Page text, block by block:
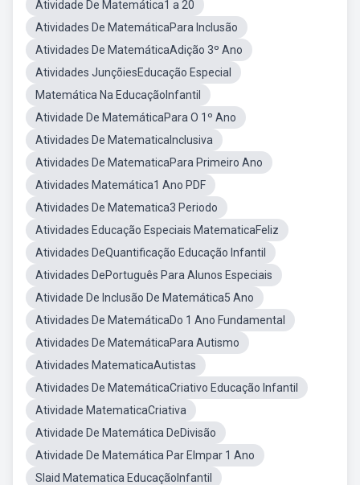
Atividade De Matemática1 a 20
Atividades De MatemáticaPara Inclusão
Atividades De MatemáticaAdição 3º Ano
Atividades JunçõiesEducação Especial
Matemática Na EducaçãoInfantil
Atividade De MatemáticaPara O 1º Ano
Atividades De MatematicaInclusiva
Atividades De MatematicaPara Primeiro Ano
Atividades Matemática1 Ano PDF
Atividades De Matematica3 Periodo
Atividades Educação Especiais MatematicaFeliz
Atividades DeQuantificação Educação Infantil
Atividades DePortuguês Para Alunos Especiais
Atividade De Inclusão De Matemática5 Ano
Atividades De MatemáticaDo 1 Ano Fundamental
Atividades De MatemáticaPara Autismo
Atividades MatematicaAutistas
Atividades De MatemáticaCriativo Educação Infantil
Atividade MatematicaCriativa
Atividade De Matemática DeDivisão
Atividade De Matemática Par EImpar 1 Ano
Slaid Matematica EducaçãoInfantil